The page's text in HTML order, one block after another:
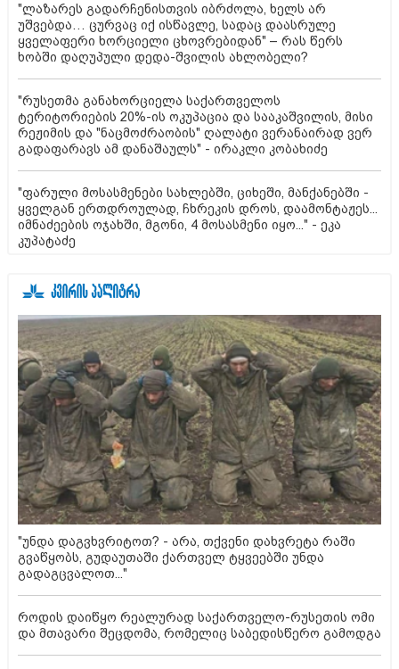
"ლაზარეს გადარჩენისთვის იბრძოლა, ხელს არ
უშვებდა… ცურვაც იქ ისწავლე, სადაც დაასრულე
ყველაფერი ხორციელი ცხოვრებიდან" – რას წერს
ხობში დაღუპული დედა-შვილის ახლობელი?
"რუსეთმა განახორციელა საქართველოს
ტერიტორიების 20%-ის ოკუპაცია და სააკაშვილის, მისი
რეჟიმის და "ნაცმოძრაობის" ღალატი ვერანაირად ვერ
გადაფარავს ამ დანაშაულს" - ირაკლი კობახიძე
"ფარული მოსასმენები სახლებში, ციხეში, მანქანებში -
ყველგან ერთდროულად, ჩხრეკის დროს, დაამონტაჟეს...
იმნაძეების ოჯახში, მგონი, 4 მოსასმენი იყო..." - ეკა
კუპატაძე
"უნდა დაგვხვრიტოთ? - არა, თქვენი დახვრეტა რაში
გვაწყობს, გუდაუთაში ქართველ ტყვეებში უნდა
გადაგცვალოთ..."
როდის დაიწყო რეალურად საქართველო-რუსეთის ომი
და მთავარი შეცდომა, რომელიც საბედისწერო გამოდგა